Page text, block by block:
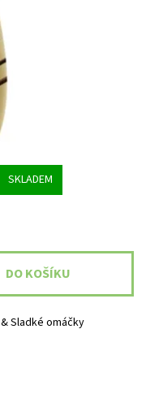
SKLADEM
Sladké omáčky